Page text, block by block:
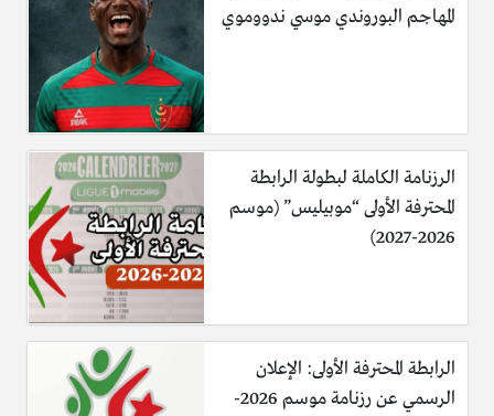
المهاجم البوروندي موسي ندووموي
الرزنامة الكاملة لبطولة الرابطة
المحترفة الأولى “موبيليس” (موسم
2026-2027)
الرابطة المحترفة الأولى: الإعلان
الرسمي عن رزنامة موسم 2026-